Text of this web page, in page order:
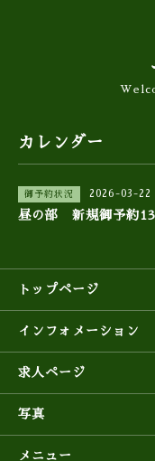
カレンダー
御予約状況 2026-03-22
昼の部 新規御予約
トップページ
インフォメーション
求人ページ
写真
メニュー